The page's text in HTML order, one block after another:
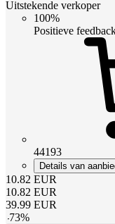
Uitstekende verkoper
100%
Positieve
44193
Details van
10.82 EUR
10.82 EUR
39.99 EUR
-73%